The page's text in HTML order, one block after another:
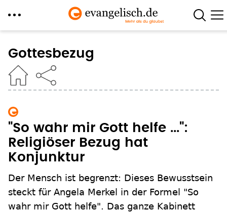
zum
Inhalt
Gottesbezug
"So wahr mir Gott helfe ...":
Religiöser Bezug hat
Konjunktur
Der Mensch ist begrenzt: Dieses Bewusstsein
steckt für Angela Merkel in der Formel "So
wahr mir Gott helfe". Das ganze Kabinett